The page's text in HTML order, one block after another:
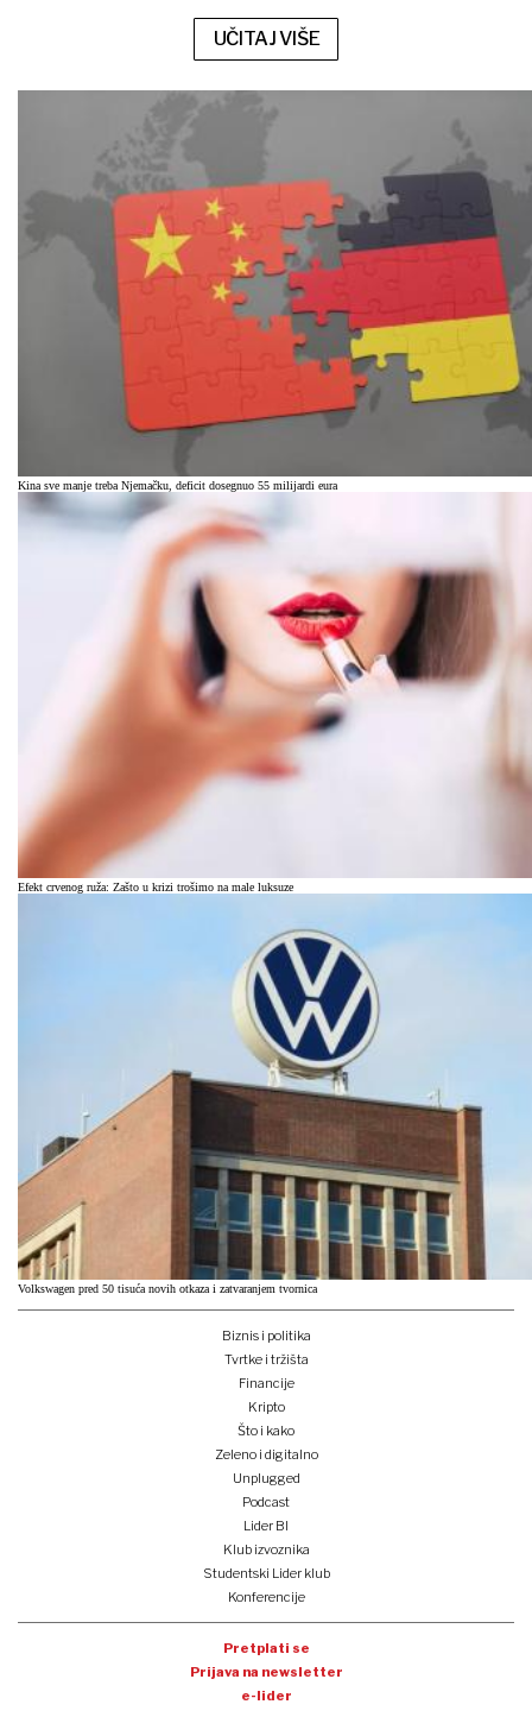
UČITAJ VIŠE
Kina sve manje treba Njemačku, deficit dosegnuo 55 milijardi eura
Efekt crvenog ruža: Zašto u krizi trošimo na male luksuze
Volkswagen pred 50 tisuća novih otkaza i zatvaranjem tvornica
Biznis i politika
Tvrtke i tržišta
Financije
Kripto
Što i kako
Zeleno i digitalno
Unplugged
Podcast
Lider BI
Klub izvoznika
Studentski Lider klub
Konferencije
Pretplati se
Prijava na newsletter
e-lider